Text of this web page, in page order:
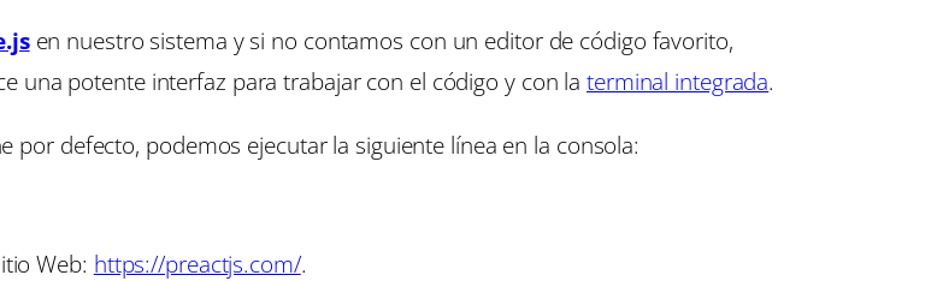
en nuestro sistema y si no contamos con un editor de código favorito,
una potente interfaz para trabajar con el código y con laterminal integrada.
por defecto, podemos ejecutar la siguiente línea en la consola:
Web: https://preactjs.com/.